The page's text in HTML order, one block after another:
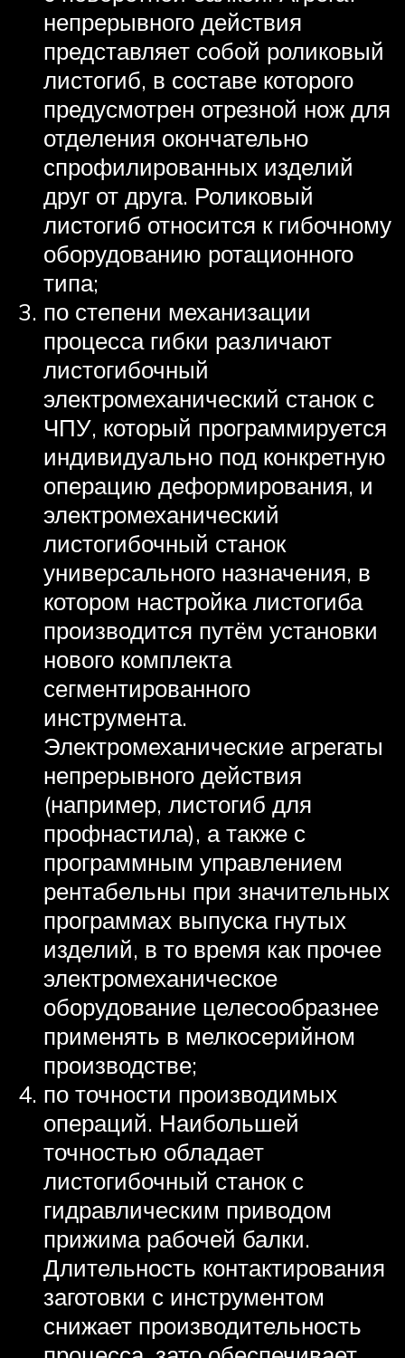
непрерывного действия
представляет собой роликовый
листогиб, в составе которого
предусмотрен отрезной нож для
отделения окончательно
спрофилированных изделий
друг от друга. Роликовый
листогиб относится к гибочному
оборудованию ротационного
типа;
по степени механизации
процесса гибки различают
листогибочный
электромеханический станок с
ЧПУ, который программируется
индивидуально под конкретную
операцию деформирования, и
электромеханический
листогибочный станок
универсального назначения, в
котором настройка листогиба
производится путём установки
нового комплекта
сегментированного
инструмента.
Электромеханические агрегаты
непрерывного действия
(например, листогиб для
профнастила), а также с
программным управлением
рентабельны при значительных
программах выпуска гнутых
изделий, в то время как прочее
электромеханическое
оборудование целесообразнее
применять в мелкосерийном
производстве;
по точности производимых
операций. Наибольшей
точностью обладает
листогибочный станок с
гидравлическим приводом
прижима рабочей балки.
Длительность контактирования
заготовки с инструментом
снижает производительность